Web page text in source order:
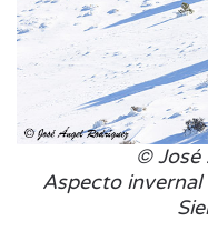
© José
Aspecto invernal